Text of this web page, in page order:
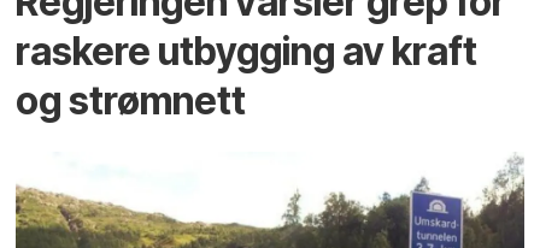
raskere utbygging av kraft
og strømnett